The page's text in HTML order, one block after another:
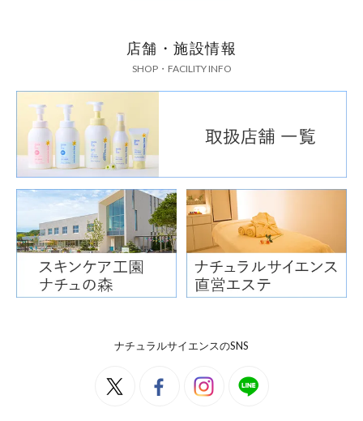
店舗・施設情報
SHOP・FACILITY INFO
ナチュラルサイエンスのSNS